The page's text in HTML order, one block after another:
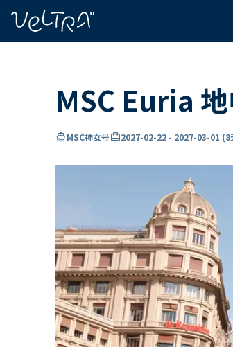
MSC Euria
directions_boatMSC神女号card_travel2027-02-22 - 2027-03-01 (8